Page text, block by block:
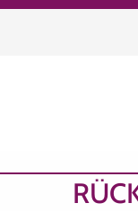
Webseite suchen